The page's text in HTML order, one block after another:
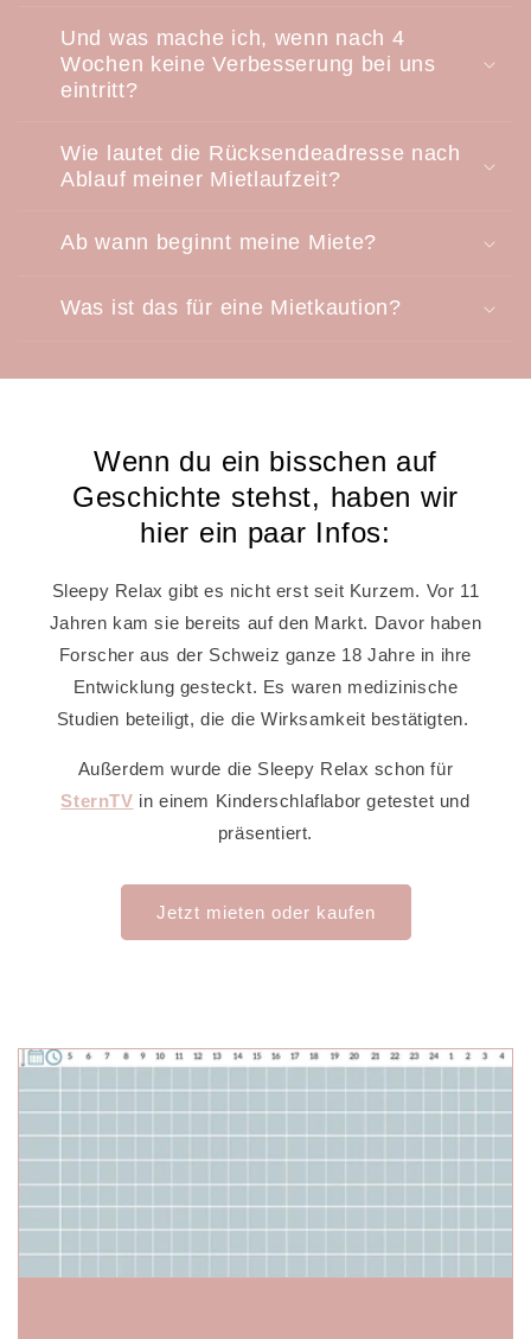
Und was mache ich, wenn nach 4
Wochen keine Verbesserung bei uns
eintritt?
Wie lautet die Rücksendeadresse nach
Ablauf meiner Mietlaufzeit?
Ab wann beginnt meine Miete?
Was ist das für eine Mietkaution?
Wenn du ein bisschen auf
Geschichte stehst, haben wir
hier ein paar Infos:
Sleepy Relax gibt es nicht erst seit Kurzem. Vor 11
Jahren kam sie bereits auf den Markt. Davor haben
Forscher aus der Schweiz ganze 18 Jahre in ihre
Entwicklung gesteckt. Es waren medizinische
Studien beteiligt, die die Wirksamkeit bestätigten.
Außerdem wurde die Sleepy Relax schon für
SternTV in einem Kinderschlaflabor getestet und
präsentiert.
Jetzt mieten oder kaufen